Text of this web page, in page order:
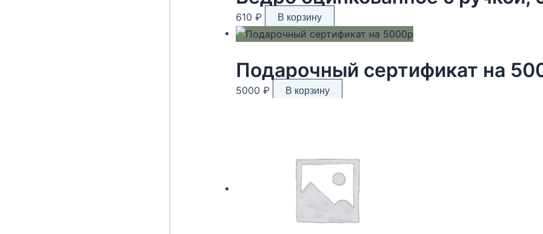
610 ₽ В корзину
Подарочный сертификат на
5000 ₽ В корзину